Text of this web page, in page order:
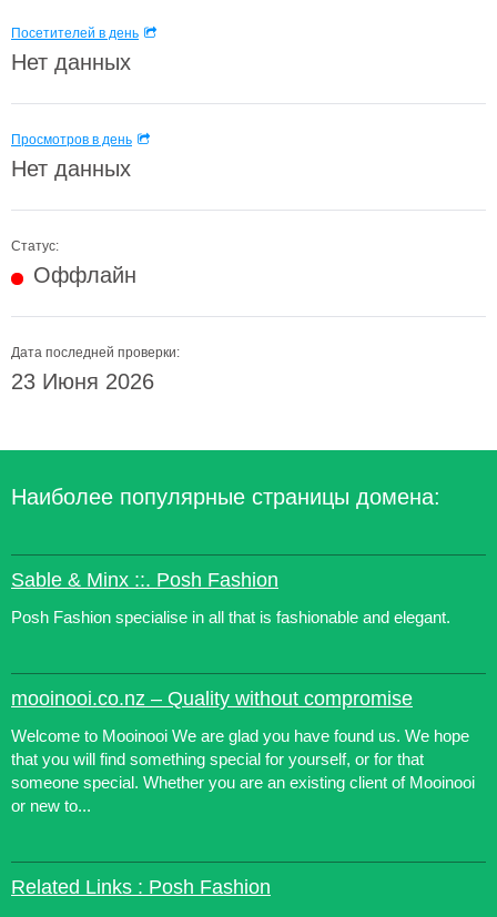
Посетителей в день
Нет данных
Просмотров в день
Нет данных
Статус:
Оффлайн
Дата последней проверки:
23 Июня 2026
Наиболее популярные страницы домена:
Sable & Minx ::. Posh Fashion
Posh Fashion specialise in all that is fashionable and elegant.
mooinooi.co.nz – Quality without compromise
Welcome to Mooinooi We are glad you have found us. We hope
that you will find something special for yourself, or for that
someone special. Whether you are an existing client of Mooinooi
or new to...
Related Links : Posh Fashion